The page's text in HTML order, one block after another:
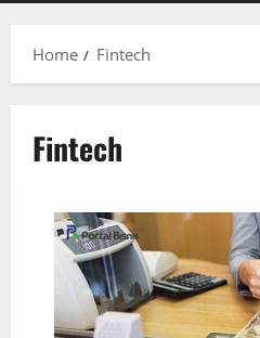
Home Fintech
Fintech